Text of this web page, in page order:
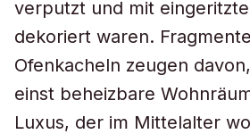
verputzt und mit
dekoriert waren.
Ofenkacheln zeugen
einst beheizbare
Luxus, der im Mittelalter